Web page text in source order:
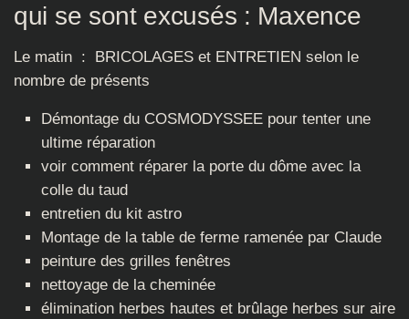
qui se sont excusés : Maxence
Le matin : BRICOLAGES et ENTRETIEN selon le
nombre de présents
Démontage du COSMODYSSEE pour tenter une
ultime réparation
voir comment réparer la porte du dôme avec la
colle du taud
entretien du kit astro
Montage de la table de ferme ramenée par Claude
peinture des grilles fenêtres
nettoyage de la cheminée
élimination herbes hautes et brûlage herbes sur aire